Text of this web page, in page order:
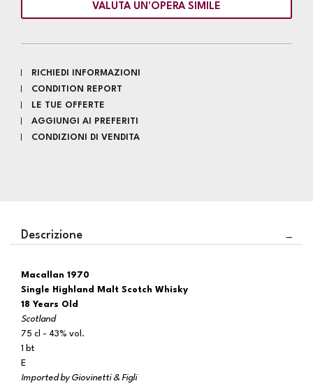
VALUTA UN'OPERA SIMILE
RICHIEDI INFORMAZIONI
CONDITION REPORT
LE TUE OFFERTE
AGGIUNGI AI PREFERITI
CONDIZIONI DI VENDITA
Descrizione
Macallan 1970
Single Highland Malt Scotch Whisky
18 Years Old
Scotland
75 cl - 43% vol.
1 bt
E
Imported by Giovinetti & Figli